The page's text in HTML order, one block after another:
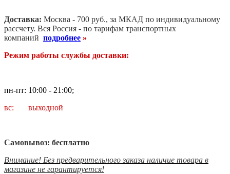
Доставка: Москва - 700 руб., за МКАД по индивидуальному
рассчету. Вся Россия - по тарифам транспортных
компаний подробнее »
Режим работы службы доставки:
пн-пт: 10:00 - 21:00;
вс: выходной
Самовывоз: бесплатно
Внимание! Без предварительного заказа наличие товара в
магазине не гарантируется!